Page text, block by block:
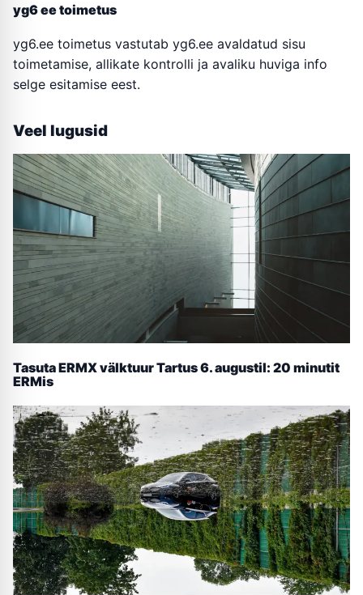
yg6 ee toimetus
yg6.ee toimetus vastutab yg6.ee avaldatud sisu
toimetamise, allikate kontrolli ja avaliku huviga info
selge esitamise eest.
Veel lugusid
Tasuta ERMX välktuur Tartus 6. augustil: 20 minutit
ERMis